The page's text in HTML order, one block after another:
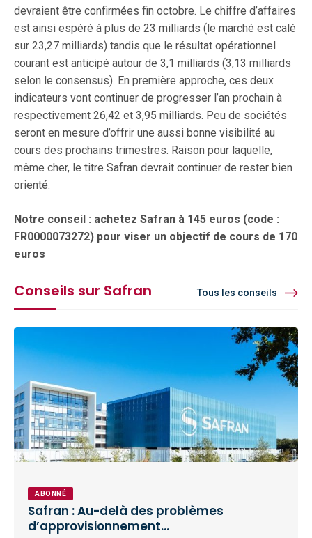
devraient être confirmées fin octobre. Le chiffre d’affaires
est ainsi espéré à plus de 23 milliards (le marché est calé
sur 23,27 milliards) tandis que le résultat opérationnel
courant est anticipé autour de 3,1 milliards (3,13 milliards
selon le consensus). En première approche, ces deux
indicateurs vont continuer de progresser l’an prochain à
respectivement 26,42 et 3,95 milliards. Peu de sociétés
seront en mesure d’offrir une aussi bonne visibilité au
cours des prochains trimestres. Raison pour laquelle,
même cher, le titre Safran devrait continuer de rester bien
orienté.
Notre conseil : achetez Safran à 145 euros (code :
FR0000073272) pour viser un objectif de cours de 170
euros
Conseils sur Safran Tous les conseils
ABONNÉ
Safran : Au-delà des problèmes
d’approvisionnement…